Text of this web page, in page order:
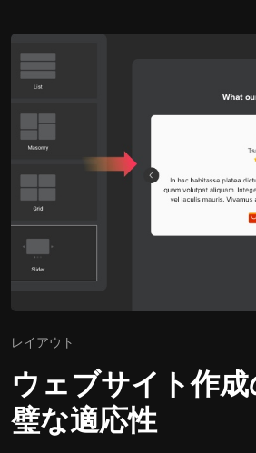
レイアウト
ウェブサイト作
璧な適応性